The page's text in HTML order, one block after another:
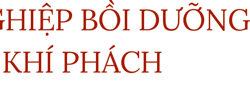
BỒI
PHÁCH